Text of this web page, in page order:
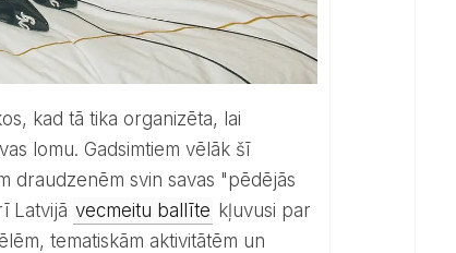
kad tā tika organizēta, lai
lomu. Gadsimtiem vēlāk šī
draudzenēm svin savas "pēdējās
Latvijā vecmeitu ballīte kļuvusi par
tematiskām aktivitātēm un